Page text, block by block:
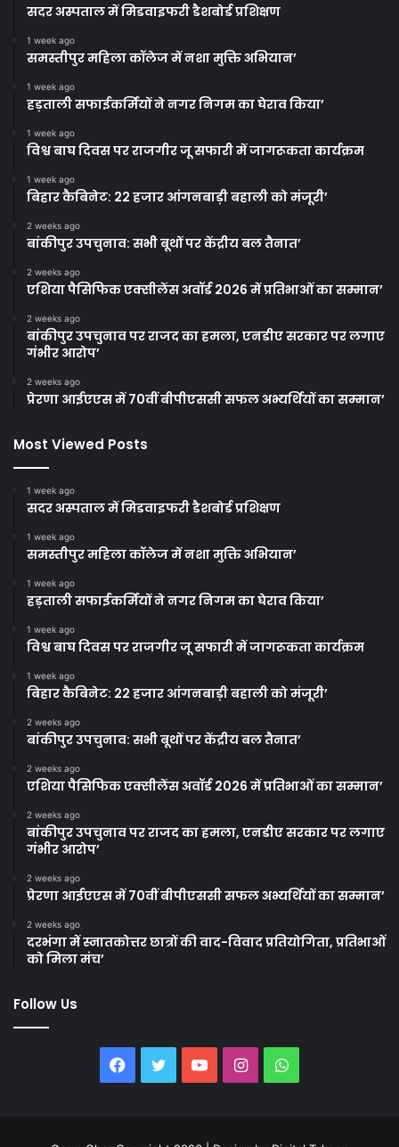
सदर अस्पताल में मिडवाइफरी डैशबोर्ड प्रशिक्षण
1 week ago
समस्तीपुर महिला कॉलेज में नशा मुक्ति अभियान’
1 week ago
हड़ताली सफाईकर्मियों ने नगर निगम का घेराव किया’
1 week ago
विश्व बाघ दिवस पर राजगीर जू सफारी में जागरूकता कार्यक्रम
1 week ago
बिहार कैबिनेट: 22 हजार आंगनबाड़ी बहाली को मंजूरी’
2 weeks ago
बांकीपुर उपचुनाव: सभी बूथों पर केंद्रीय बल तैनात’
2 weeks ago
एशिया पैसिफिक एक्सीलेंस अवॉर्ड 2026 में प्रतिभाओं का सम्मान’
2 weeks ago
बांकीपुर उपचुनाव पर राजद का हमला, एनडीए सरकार पर लगाए
गंभीर आरोप’
2 weeks ago
प्रेरणा आईएएस में 70वीं बीपीएससी सफल अभ्यर्थियों का सम्मान’
Most Viewed Posts
1 week ago
सदर अस्पताल में मिडवाइफरी डैशबोर्ड प्रशिक्षण
1 week ago
समस्तीपुर महिला कॉलेज में नशा मुक्ति अभियान’
1 week ago
हड़ताली सफाईकर्मियों ने नगर निगम का घेराव किया’
1 week ago
विश्व बाघ दिवस पर राजगीर जू सफारी में जागरूकता कार्यक्रम
1 week ago
बिहार कैबिनेट: 22 हजार आंगनबाड़ी बहाली को मंजूरी’
2 weeks ago
बांकीपुर उपचुनाव: सभी बूथों पर केंद्रीय बल तैनात’
2 weeks ago
एशिया पैसिफिक एक्सीलेंस अवॉर्ड 2026 में प्रतिभाओं का सम्मान’
2 weeks ago
बांकीपुर उपचुनाव पर राजद का हमला, एनडीए सरकार पर लगाए
गंभीर आरोप’
2 weeks ago
प्रेरणा आईएएस में 70वीं बीपीएससी सफल अभ्यर्थियों का सम्मान’
2 weeks ago
दरभंगा में स्नातकोत्तर छात्रों की वाद-विवाद प्रतियोगिता, प्रतिभाओं
को मिला मंच’
Follow Us
Facebook
TwitterYouTubeInstagramWhatsApp